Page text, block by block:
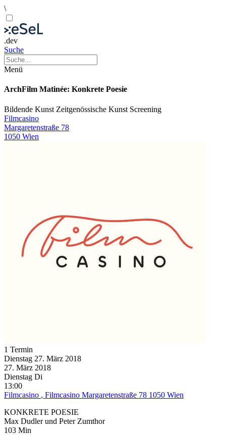
\
.dev
Suche
Menü
ArchFilm Matinée: Konkrete Poesie
Bildende Kunst Zeitgenössische Kunst Screening
Filmcasino
Margaretenstraße 78
1050 Wien
1 Termin
Dienstag 27. März 2018
27. März 2018
Dienstag Di
13:00
Filmcasino , Filmcasino Margaretenstraße 78 1050 Wien
KONKRETE POESIE
Max Dudler und Peter Zumthor
103 Min